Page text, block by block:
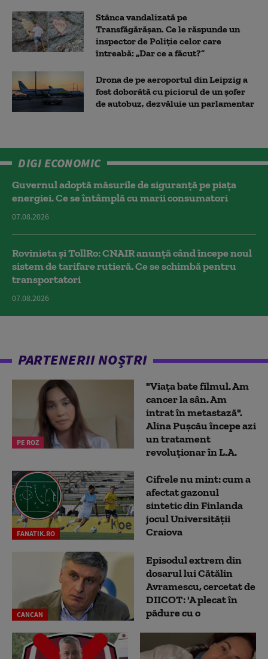
Stânca vandalizată pe
Transfăgărășan. Ce le răspunde un
inspector de Poliție celor care
întreabă: „Dar ce a făcut?”
Drona de pe aeroportul din Leipzig a
fost doborâtă cu piciorul de un şofer
de autobuz, dezvăluie un parlamentar
DIGI ECONOMIC
Guvernul adoptă măsurile de siguranță pe piața
energiei. Ce se întâmplă cu marii consumatori
07.08.2026
Rovinieta și TollRo: CNAIR anunță când începe noul
sistem de tarifare rutieră. Ce se schimbă pentru
transportatori
07.08.2026
PARTENERII NOȘTRI
PE ROZ
"Viața bate filmul. Am
cancer la sân. Am
intrat în metastază".
Alina Pușcău începe azi
un tratament
revoluționar în L.A.
FANATIK.RO
Cifrele nu mint: cum a
afectat gazonul
sintetic din Finlanda
jocul Universității
Craiova
CANCAN
Episodul extrem din
dosarul lui Cătălin
Avramescu, cercetat de
DIICOT: 'A plecat în
pădure cu o